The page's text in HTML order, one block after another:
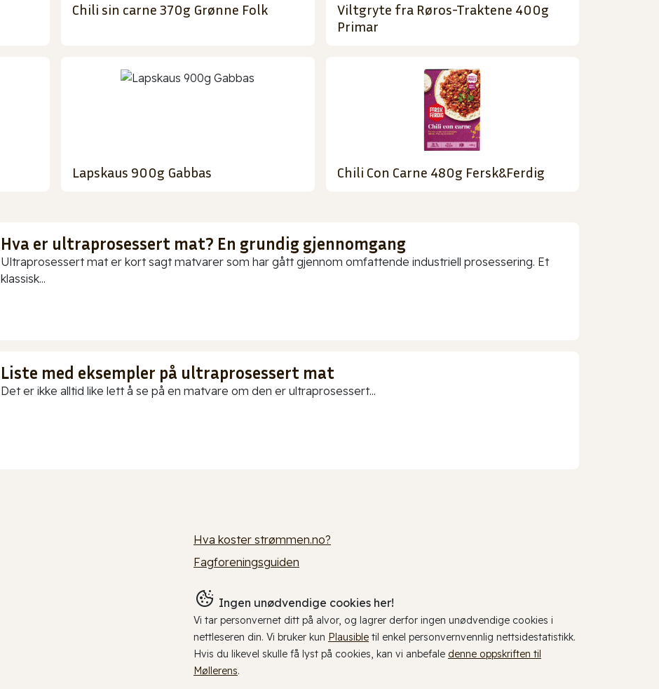
Chili sin carne 370g Grønne Folk
Viltgryte fra Røros-Traktene 400g
Primar
Lapskaus 900g Gabbas Chili Con Carne 480g Fersk&Ferdig
Hva er ultraprosessert mat? En grundig gjennomgang
Ultraprosessert mat er kort sagt matvarer som har gått gjennom omfattende industriell prosessering. Et
klassisk...
Liste med eksempler på ultraprosessert mat
Det er ikke alltid like lett å se på en matvare om den er ultraprosessert...
Hva koster strømmen.no?
Fagforeningsguiden
Ingen unødvendige cookies her!
Vi tar personvernet ditt på alvor, og lagrer derfor ingen unødvendige cookies i
nettleseren din. Vi bruker kun Plausible til enkel personvernvennlig nettsidestatistikk.
Hvis du likevel skulle få lyst på cookies, kan vi anbefale denne oppskriften til
Møllerens.